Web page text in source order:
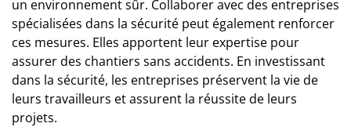
un environnement sûr. Collaborer avec des entreprises
spécialisées dans la sécurité peut également renforcer
ces mesures. Elles apportent leur expertise pour
assurer des chantiers sans accidents. En investissant
dans la sécurité, les entreprises préservent la vie de
leurs travailleurs et assurent la réussite de leurs
projets.